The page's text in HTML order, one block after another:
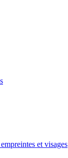
et visages